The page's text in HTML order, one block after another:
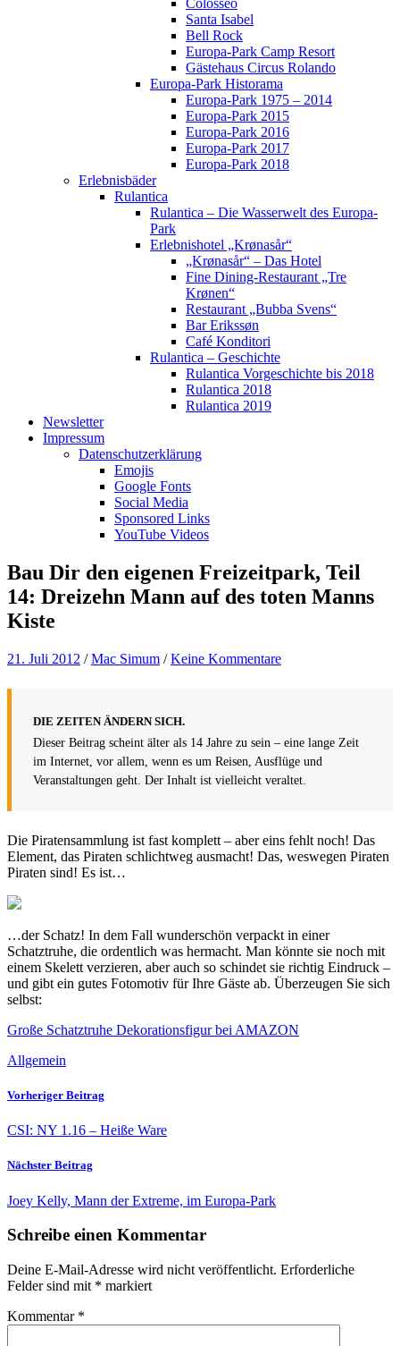
Colosseo
Santa Isabel
Bell Rock
Europa-Park Camp Resort
Gästehaus Circus Rolando
Europa-Park Historama
Europa-Park 1975 – 2014
Europa-Park 2015
Europa-Park 2016
Europa-Park 2017
Europa-Park 2018
Erlebnisbäder
Rulantica
Rulantica – Die Wasserwelt des Europa-
Park
Erlebnishotel „Krønasår“
„Krønasår“ – Das Hotel
Fine Dining-Restaurant „Tre
Krønen“
Restaurant „Bubba Svens“
Bar Erikssøn
Café Konditori
Rulantica – Geschichte
Rulantica Vorgeschichte bis 2018
Rulantica 2018
Rulantica 2019
Newsletter
Impressum
Datenschutzerklärung
Emojis
Google Fonts
Social Media
Sponsored Links
YouTube Videos
Bau Dir den eigenen Freizeitpark, Teil
14: Dreizehn Mann auf des toten Manns
Kiste
21. Juli 2012 /Mac Simum /Keine Kommentare
DIE ZEITEN ÄNDERN SICH.
Dieser Beitrag scheint älter als 14 Jahre zu sein – eine lange Zeit
im Internet, vor allem, wenn es um Reisen, Ausflüge und
Veranstaltungen geht. Der Inhalt ist vielleicht veraltet.
Die Piratensammlung ist fast komplett – aber eins fehlt noch! Das
Element, das Piraten schlichtweg ausmacht! Das, weswegen Piraten
Piraten sind! Es ist…
…der Schatz! In dem Fall wunderschön verpackt in einer
Schatztruhe, die ordentlich was hermacht. Man könnte sie noch mit
einem Skelett verzieren, aber auch so schindet sie richtig Eindruck –
und gibt ein gutes Fotomotiv für Ihre Gäste ab. Überzeugen Sie sich
selbst:
Große Schatztruhe Dekorationsfigur bei AMAZON
Allgemein
Vorheriger Beitrag
CSI: NY 1.16 – Heiße Ware
Nächster Beitrag
Joey Kelly, Mann der Extreme, im Europa-Park
Schreibe einen Kommentar
Deine E-Mail-Adresse wird nicht veröffentlicht. Erforderliche
Felder sind mit * markiert
Kommentar *